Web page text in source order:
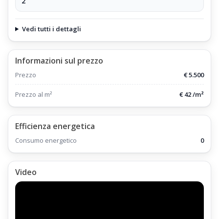
ed a due passi dai negozi ed i servizi presenti nella zona;
La Villetta Porzione Terra-Tetto e la Località di Piandinovello,
Abetone.com
ed a circa 6 Km dalla Località di Cutigliano,
dove si trova la
Funivia
, aperta tutto l'Anno,
che conduce alle
Piste da Sci della Doganaccia
Vedi tutti i dettagli
Informazioni sul prezzo
Prezzo € 5.500
Prezzo al m² € 42 /m²
Efficienza energetica
Consumo energetico 0
Video